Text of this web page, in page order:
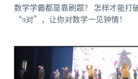
数学学霸都是靠刷题？ 怎样才能打
“π对”，让你对数学一见钟情！
News image